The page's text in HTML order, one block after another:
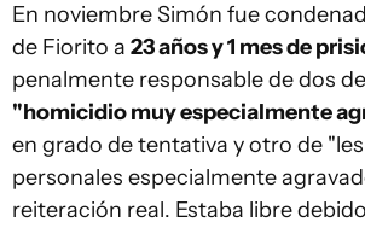
En noviembre Simón fue
de Fiorito a 23 años y 1 mes de
penalmente responsable de dos
"homicidio muy especialmente
en grado de tentativa y otro de
personales especialmente
reiteración real. Estaba libre